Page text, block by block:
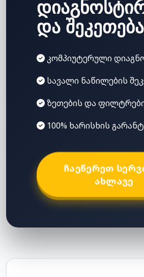
და შეკეთება
კომპიუტერული
სავალი ნაწილების
ზეთების და
100% ხარისხის
ᲩᲐᲔᲬᲔᲠᲔᲗ
ᲐᲮᲚᲐᲕᲔ